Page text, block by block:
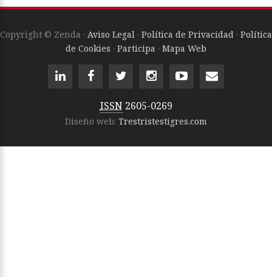
Copyright © Zenda · Aviso Legal · Política de Privacidad · Política
de Cookies · Participa · Mapa Web
ISSN 2605-0269
Diseño web: Trestristestigres.com